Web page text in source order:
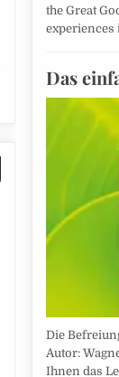
the Great
experiences
Das
Die
Autor:
Ihnen das